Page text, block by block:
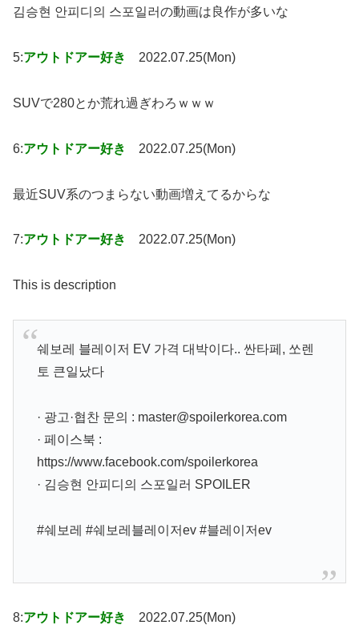
김승현 안피디의 스포일러の動画は良作が多いな
5:アウトドアー好き 2022.07.25(Mon)
SUVで280とか荒れ過ぎわろｗｗｗ
6:アウトドアー好き 2022.07.25(Mon)
最近SUV系のつまらない動画増えてるからな
7:アウトドアー好き 2022.07.25(Mon)
This is description
쉐보레 블레이저 EV 가격 대박이다.. 싼타페, 쏘렌
토 큰일났다
· 광고·협찬 문의 : master@spoilerkorea.com
· 페이스북 :
https://www.facebook.com/spoilerkorea
· 김승현 안피디의 스포일러 SPOILER
#쉐보레 #쉐보레블레이저ev #블레이저ev
8:アウトドアー好き 2022.07.25(Mon)